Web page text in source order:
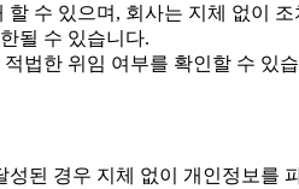
수 있으며, 회사는 지체 없이 조
될 수 있습니다.
법한 위임 여부를 확인할 수 있
된 경우 지체 없이 개인정보를